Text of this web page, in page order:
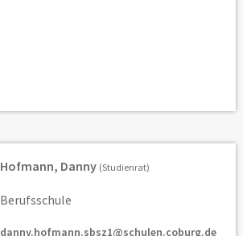
Hofmann, Danny (Studienrat)
Berufsschule
danny.hofmann.sbsz1@schulen.coburg.de